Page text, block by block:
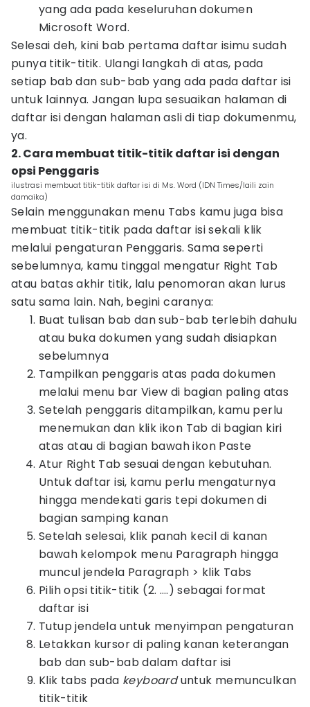
yang ada pada keseluruhan dokumen
Microsoft Word.
Selesai deh, kini bab pertama daftar isimu sudah
punya titik-titik. Ulangi langkah di atas, pada
setiap bab dan sub-bab yang ada pada daftar isi
untuk lainnya. Jangan lupa sesuaikan halaman di
daftar isi dengan halaman asli di tiap dokumenmu,
ya.
2. Cara membuat titik-titik daftar isi dengan
opsi Penggaris
ilustrasi membuat titik-titik daftar isi di Ms. Word (IDN Times/laili zain
damaika)
Selain menggunakan menu Tabs kamu juga bisa
membuat titik-titik pada daftar isi sekali klik
melalui pengaturan Penggaris. Sama seperti
sebelumnya, kamu tinggal mengatur Right Tab
atau batas akhir titik, lalu penomoran akan lurus
satu sama lain. Nah, begini caranya:
Buat tulisan bab dan sub-bab terlebih dahulu
atau buka dokumen yang sudah disiapkan
sebelumnya
Tampilkan penggaris atas pada dokumen
melalui menu bar View di bagian paling atas
Setelah penggaris ditampilkan, kamu perlu
menemukan dan klik ikon Tab di bagian kiri
atas atau di bagian bawah ikon Paste
Atur Right Tab sesuai dengan kebutuhan.
Untuk daftar isi, kamu perlu mengaturnya
hingga mendekati garis tepi dokumen di
bagian samping kanan
Setelah selesai, klik panah kecil di kanan
bawah kelompok menu Paragraph hingga
muncul jendela Paragraph > klik Tabs
Pilih opsi titik-titik (2. ….) sebagai format
daftar isi
Tutup jendela untuk menyimpan pengaturan
Letakkan kursor di paling kanan keterangan
bab dan sub-bab dalam daftar isi
Klik tabs pada keyboarduntuk memunculkan
titik-titik